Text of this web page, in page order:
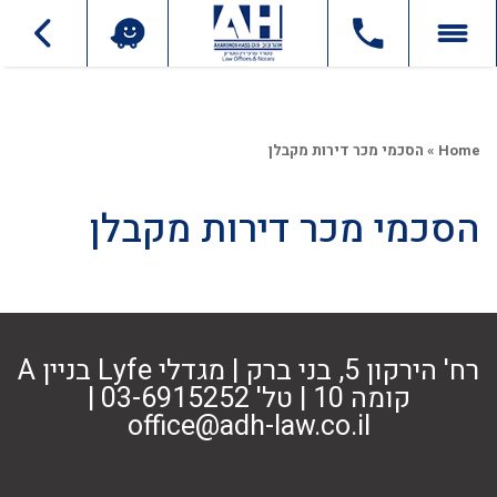
Home
» הסכמי מכר דירות מקבלן
הסכמי מכר דירות מקבלן
רח' הירקון 5, בני ברק | מגדלי Lyfe בניין A
קומה 10 | טל' 03-6915252 |
office@adh-law.co.il